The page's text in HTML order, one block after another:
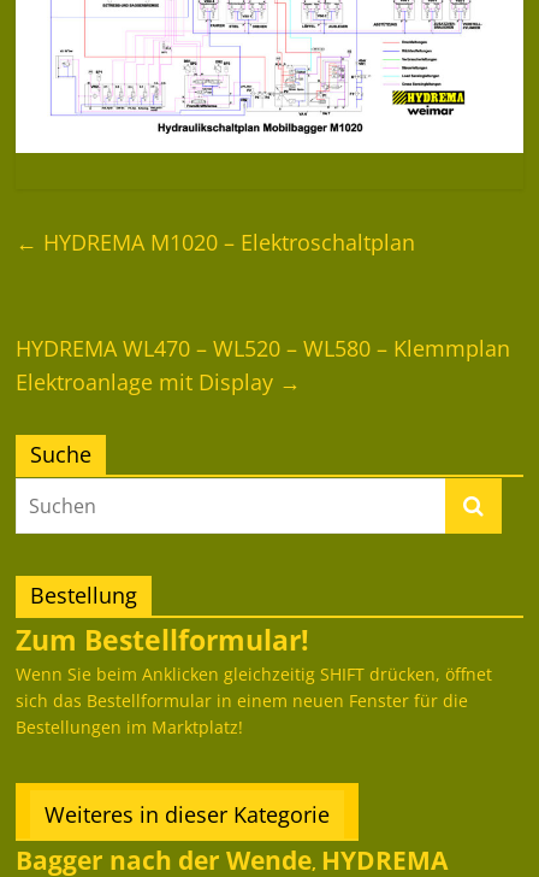
← HYDREMA M1020 – Elektroschaltplan
HYDREMA WL470 – WL520 – WL580 – Klemmplan
Elektroanlage mit Display →
Suche
Bestellung
Zum Bestellformular!
Wenn Sie beim Anklicken gleichzeitig SHIFT drücken, öffnet
sich das Bestellformular in einem neuen Fenster für die
Bestellungen im Marktplatz!
Weiteres in dieser Kategorie
Bagger nach der Wende, HYDREMA